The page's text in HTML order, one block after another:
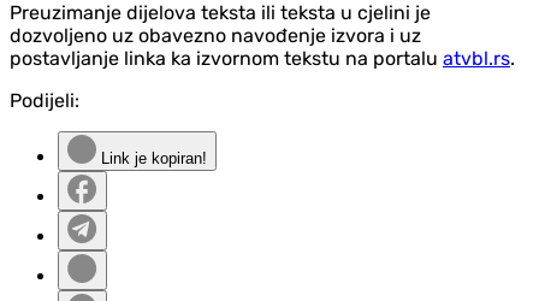
Preuzimanje dijelova teksta ili teksta u cjelini je
dozvoljeno uz obavezno navođenje izvora i uz
postavljanje linka ka izvornom tekstu na portalu atvbl.rs.
Podijeli:
Link je kopiran!